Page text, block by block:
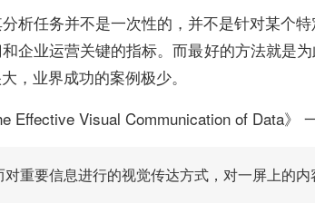
析任务并不是一次性的，并不是针对某个
企业运营关键的指标。而最好的方法就是
，业界成功的案例极少。
Effective Visual Communication of Data》
重要信息进行的视觉传达方式，对一屏上的